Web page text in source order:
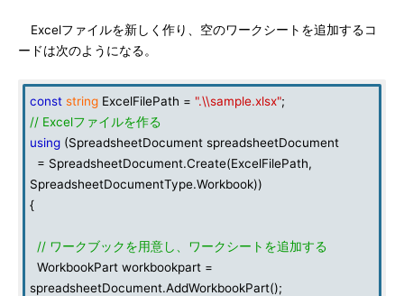
Excelファイルを新しく作り、空のワークシートを追加するコ
ードは次のようになる。
const string ExcelFilePath = ".\\sample.xlsx";
// Excelファイルを作る
using (SpreadsheetDocument spreadsheetDocument
= SpreadsheetDocument.Create(ExcelFilePath,
SpreadsheetDocumentType.Workbook))
{
// ワークブックを用意し、ワークシートを追加する
WorkbookPart workbookpart =
spreadsheetDocument.AddWorkbookPart();